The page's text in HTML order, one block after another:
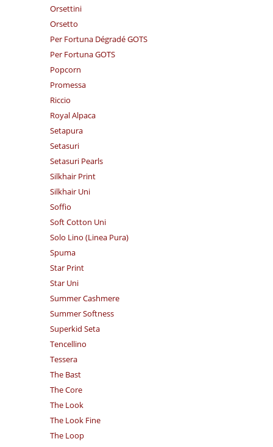
Orsettini
Orsetto
Per Fortuna Dégradé GOTS
Per Fortuna GOTS
Popcorn
Promessa
Riccio
Royal Alpaca
Setapura
Setasuri
Setasuri Pearls
Silkhair Print
Silkhair Uni
Soffio
Soft Cotton Uni
Solo Lino (Linea Pura)
Spuma
Star Print
Star Uni
Summer Cashmere
Summer Softness
Superkid Seta
Tencellino
Tessera
The Bast
The Core
The Look
The Look Fine
The Loop